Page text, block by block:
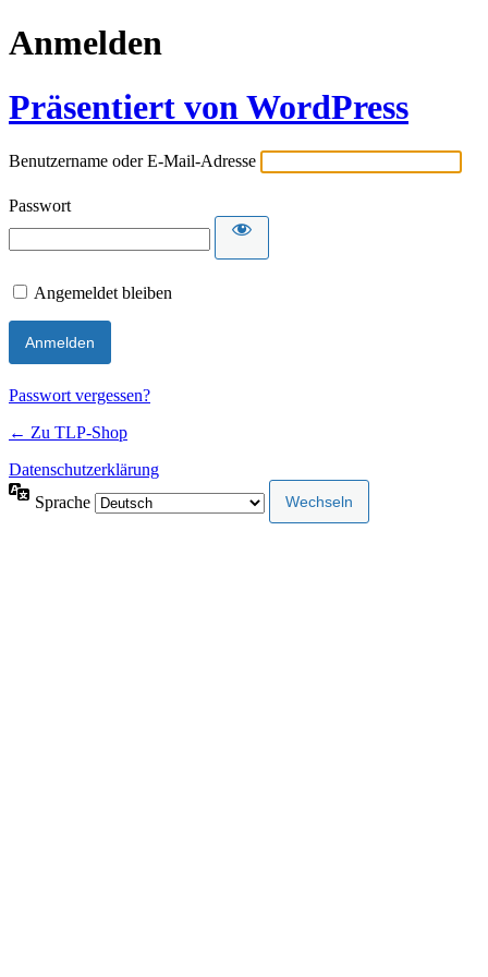
Anmelden
Präsentiert von WordPress
Benutzername oder E-Mail-Adresse
Passwort
Angemeldet bleiben
Passwort vergessen?
← Zu TLP-Shop
Datenschutzerklärung
Sprache